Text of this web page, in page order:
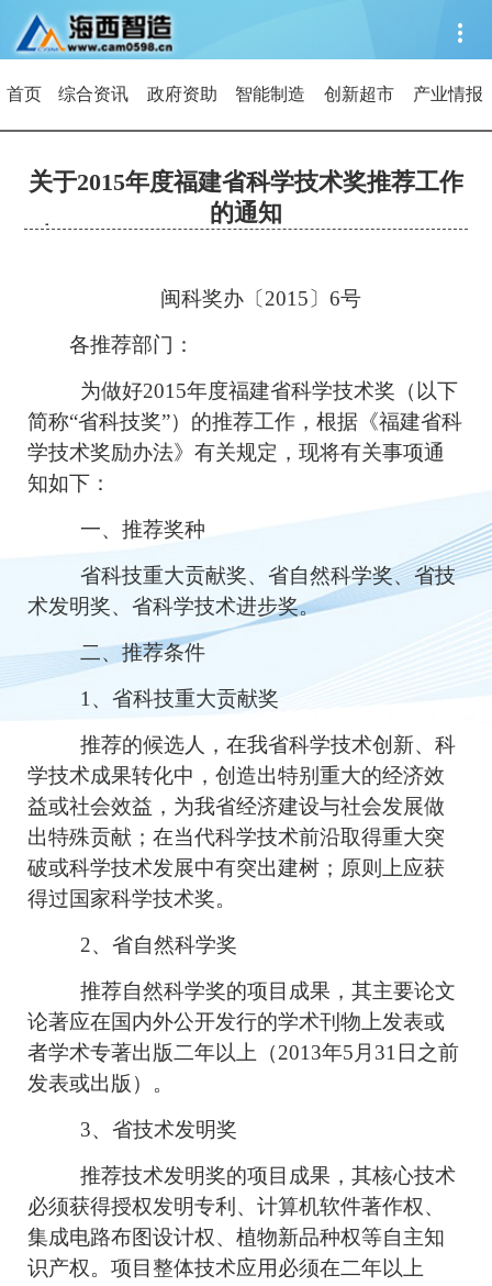
首页 综合资讯 政府资助 智能制造 创新超市 产业情报
关于2015年度福建省科学技术奖推荐工作
的通知
闽科奖办〔2015〕6号
各推荐部门：
为做好2015年度福建省科学技术奖（以下
简称“省科技奖”）的推荐工作，根据《福建省科
学技术奖励办法》有关规定，现将有关事项通
知如下：
一、推荐奖种
省科技重大贡献奖、省自然科学奖、省技
术发明奖、省科学技术进步奖。
二、推荐条件
1、省科技重大贡献奖
推荐的候选人，在我省科学技术创新、科
学技术成果转化中，创造出特别重大的经济效
益或社会效益，为我省经济建设与社会发展做
出特殊贡献；在当代科学技术前沿取得重大突
破或科学技术发展中有突出建树；原则上应获
得过国家科学技术奖。
2、省自然科学奖
推荐自然科学奖的项目成果，其主要论文
论著应在国内外公开发行的学术刊物上发表或
者学术专著出版二年以上（2013年5月31日之前
发表或出版）。
3、省技术发明奖
推荐技术发明奖的项目成果，其核心技术
必须获得授权发明专利、计算机软件著作权、
集成电路布图设计权、植物新品种权等自主知
识产权。项目整体技术应用必须在二年以上